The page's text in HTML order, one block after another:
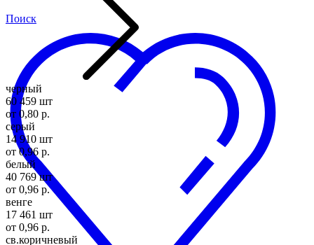
Поиск
черный
60 459 шт
от 0,80 р.
серый
14 910 шт
от 0,96 р.
белый
40 769 шт
от 0,96 р.
венге
17 461 шт
от 0,96 р.
св.коричневый